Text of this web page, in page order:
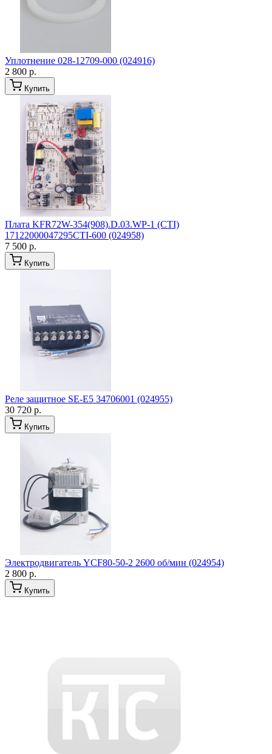
Уплотнение 028-12709-000 (024916)
2 800 р.
Купить
Плата KFR72W-354(908).D.03.WP-1 (CTI)
17122000047295CTI-600 (024958)
7 500 р.
Купить
Реле защитное SE-E5 34706001 (024955)
30 720 р.
Купить
Электродвигатель YCF80-50-2 2600 об/мин (024954)
2 800 р.
Купить